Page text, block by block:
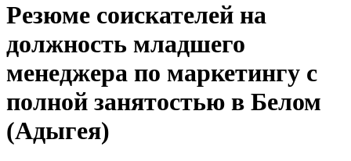
Резюме соискателей на
должность младшего
менеджера по маркетингу с
полной занятостью в Белом
(Адыгея)